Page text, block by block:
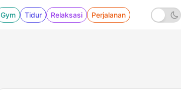
Gym Tidur Relaksasi Perjalanan